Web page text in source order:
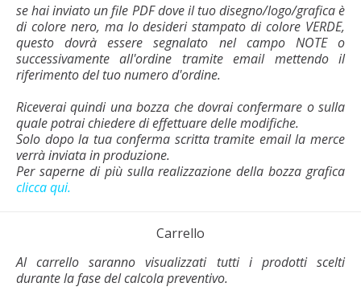
se hai inviato un file PDF dove il tuo disegno/logo/grafica è
di colore nero, ma lo desideri stampato di colore VERDE,
questo dovrà essere segnalato nel campo NOTE o
successivamente all'ordine tramite email mettendo il
riferimento del tuo numero d'ordine.
Riceverai quindi una bozza che dovrai confermare o sulla
quale potrai chiedere di effettuare delle modifiche.
Solo dopo la tua conferma scritta tramite email la merce
verrà inviata in produzione.
Per saperne di più sulla realizzazione della bozza grafica
clicca qui.
Carrello
Al carrello saranno visualizzati tutti i prodotti scelti
durante la fase del calcola preventivo.